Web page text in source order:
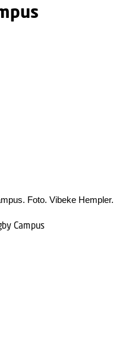
Foto. Vibeke Hempler.